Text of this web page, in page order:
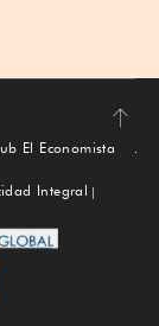
Subir
El Economista
Integral